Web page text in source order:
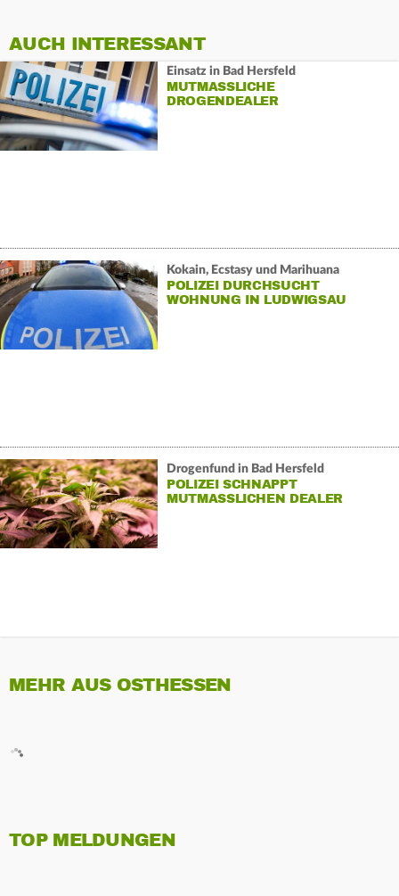
AUCH INTERESSANT
Einsatz in Bad Hersfeld
MUTMASSLICHE D
ROGENDEALER F
Kokain, Ecstasy und Marihuana
POLIZEI DURCHSUCHT
WOHNUNG IN LUDWIGSAU
Drogenfund in Bad Hersfeld
POLIZEI SCHNAPPT
MUTMASSLICHEN DEALER
MEHR AUS OSTHESSEN
TOP MELDUNGEN